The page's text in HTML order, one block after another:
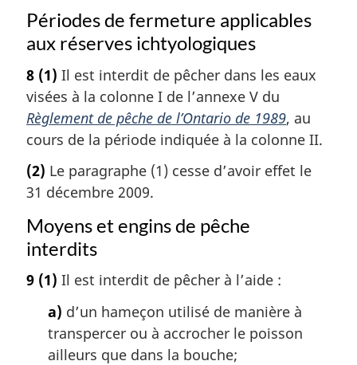
Périodes de fermeture applicables
aux réserves ichtyologiques
8 (1) Il est interdit de pêcher dans les eaux
visées à la colonne I de l’annexe V du
Règlement de pêche de l’Ontario de 1989, au
cours de la période indiquée à la colonne II.
(2) Le paragraphe (1) cesse d’avoir effet le
31 décembre 2009.
Moyens et engins de pêche
interdits
9 (1) Il est interdit de pêcher à l’aide :
a) d’un hameçon utilisé de manière à
transpercer ou à accrocher le poisson
ailleurs que dans la bouche;